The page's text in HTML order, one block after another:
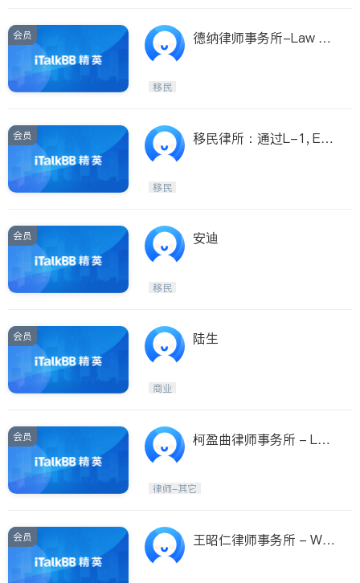
会员
德纳律师事务所-Law Of
移民
会员
移民律所：通过L-1, EB
移民
会员 安迪
移民
会员 陆生
商业
会员
柯盈曲律师事务所 - Law
律师-其它
会员
王昭仁律师事务所 - WA